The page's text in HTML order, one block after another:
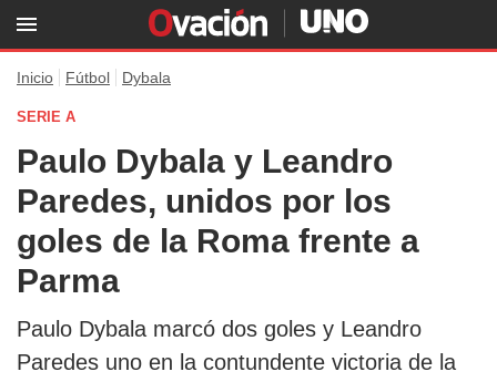
Inicio Fútbol Dybala
SERIE A
Paulo Dybala y Leandro
Paredes, unidos por los
goles de la Roma frente a
Parma
Paulo Dybala marcó dos goles y Leandro
Paredes uno en la contundente victoria de la